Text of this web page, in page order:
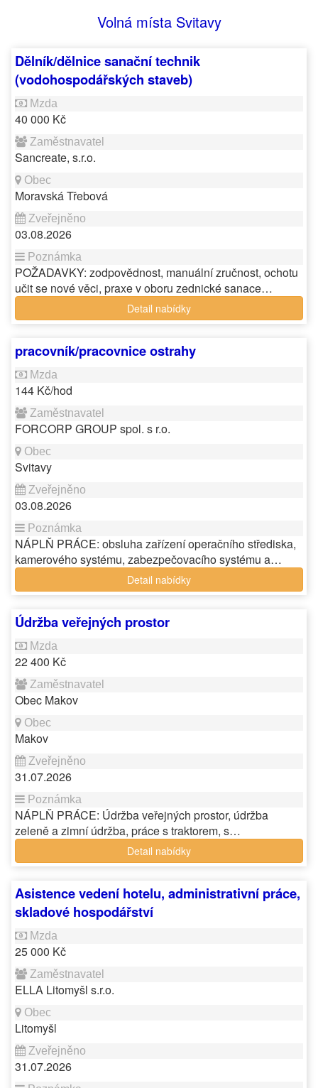
Volná místa Svitavy
Dělník/dělnice sanační technik
(vodohospodářských staveb)
40 000 Kč
Sancreate, s.r.o.
Moravská Třebová
03.08.2026
POŽADAVKY: zodpovědnost, manuální zručnost, ochotu
učit se nové věci, praxe v oboru zednické sanace…
Detail nabídky
pracovník/pracovnice ostrahy
144 Kč/hod
FORCORP GROUP spol. s r.o.
Svitavy
03.08.2026
NÁPLŇ PRÁCE: obsluha zařízení operačního střediska,
kamerového systému, zabezpečovacího systému a…
Detail nabídky
Údržba veřejných prostor
22 400 Kč
Obec Makov
Makov
31.07.2026
NÁPLŇ PRÁCE: Údržba veřejných prostor, údržba
zeleně a zimní údržba, práce s traktorem, s…
Detail nabídky
Asistence vedení hotelu, administrativní práce,
skladové hospodářství
25 000 Kč
ELLA Litomyšl s.r.o.
Litomyšl
31.07.2026